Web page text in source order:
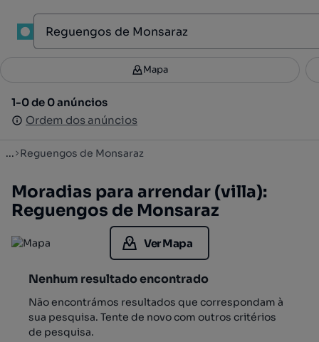
Filtros 4
1-0 de 0 anúncios
Ordem dos anúncios
Mapa
1-0 de 0 anúncios
Ordem dos anúncios
... Reguengos de Monsaraz
Moradias para arrendar (villa):
Reguengos de Monsaraz
Ver Mapa
Nenhum resultado encontrado
Não encontrámos resultados que correspondam à
sua pesquisa. Tente de novo com outros critérios
de pesquisa.